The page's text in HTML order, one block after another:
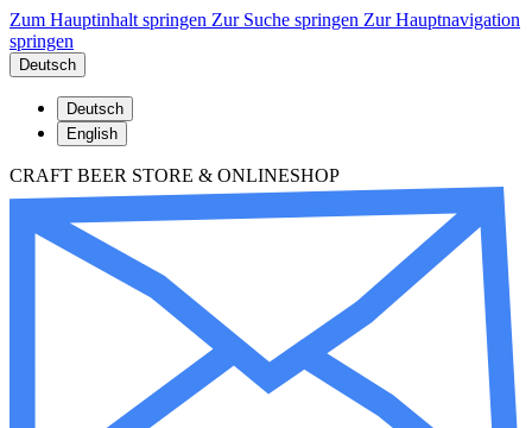
Zum Hauptinhalt springen Zur Suche springen Zur Hauptnavigation
springen
Deutsch
Deutsch
English
CRAFT BEER STORE & ONLINESHOP